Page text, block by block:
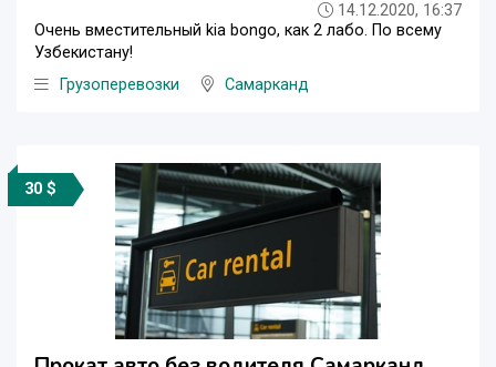
14.12.2020, 16:37
Очень вместительный kia bongo, как 2 лабо. По всему
Узбекистану!
Грузоперевозки
Самарканд
30 $